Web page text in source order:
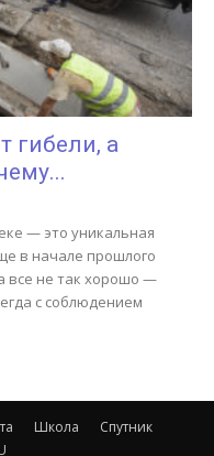
гибели, а
— это уникальная
в начале прошлого
все не так хорошо —
с соблюдением
Школа
Спутник